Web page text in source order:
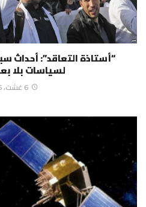
“أستاذة التعاقد”: أحداث
لسياسات بلا
6 غشت، 2026